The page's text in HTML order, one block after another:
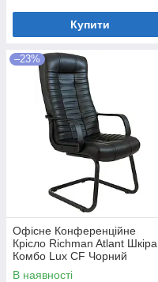
Купити
–23%
Офісне Конференційне
Крісло Richman Atlant Шкіра
Комбо Lux CF Чорний
В наявності